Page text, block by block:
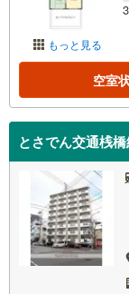
もっと見る
空室
とさでん交通桟